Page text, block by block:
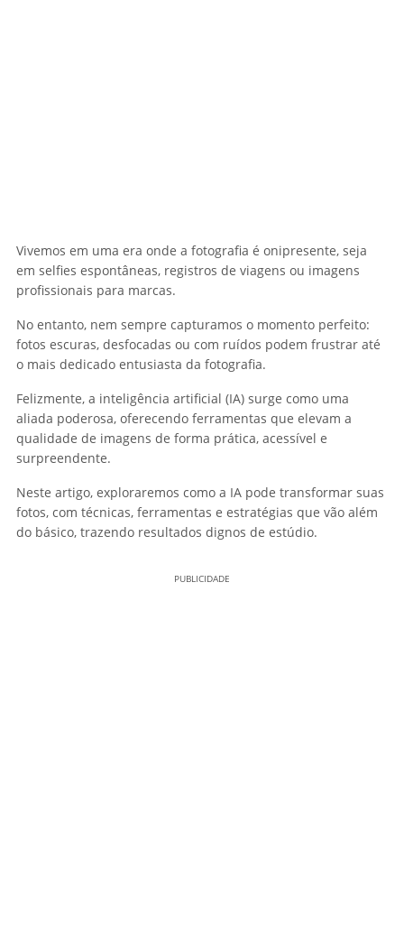
Vivemos em uma era onde a fotografia é onipresente, seja
em selfies espontâneas, registros de viagens ou imagens
profissionais para marcas.
No entanto, nem sempre capturamos o momento perfeito:
fotos escuras, desfocadas ou com ruídos podem frustrar até
o mais dedicado entusiasta da fotografia.
Felizmente, a inteligência artificial (IA) surge como uma
aliada poderosa, oferecendo ferramentas que elevam a
qualidade de imagens de forma prática, acessível e
surpreendente.
Neste artigo, exploraremos como a IA pode transformar suas
fotos, com técnicas, ferramentas e estratégias que vão além
do básico, trazendo resultados dignos de estúdio.
PUBLICIDADE